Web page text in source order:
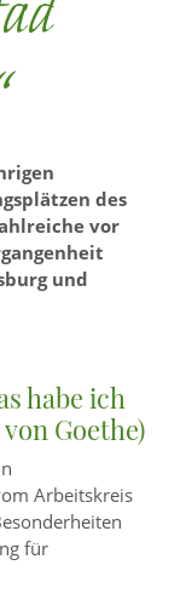
des
vor
und
habe ich
Goethe)
Arbeitskreis
für